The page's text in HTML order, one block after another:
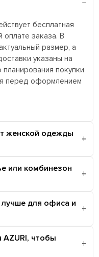
бесплатная
оплате заказа. В
размер, а
указаны на
покупки
перед оформлением
женской одежды
или комбинезон
для офиса и
AZURI, чтобы